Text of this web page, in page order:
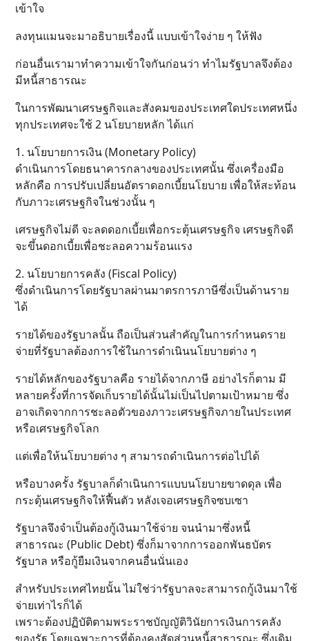
เข้าใจ
ลงทุนแมนจะมาอธิบายเรื่องนี้ แบบเข้าใจง่าย ๆ ให้ฟัง
ก่อนอื่นเรามาทำความเข้าใจกันก่อนว่า ทำไมรัฐบาลจึงต้อง
มีหนี้สาธารณะ
ในการพัฒนาเศรษฐกิจและสังคมของประเทศใดประเทศหนึ่ง
ทุกประเทศจะใช้ 2 นโยบายหลัก ได้แก่
1. นโยบายการเงิน (Monetary Policy)
ดำเนินการโดยธนาคารกลางของประเทศนั้น ซึ่งเครื่องมือ
หลักคือ การปรับเปลี่ยนอัตราดอกเบี้ยนโยบาย เพื่อให้สะท้อน
กับภาวะเศรษฐกิจในช่วงนั้น ๆ
เศรษฐกิจไม่ดี จะลดดอกเบี้ยเพื่อกระตุ้นเศรษฐกิจ เศรษฐกิจดี
จะขึ้นดอกเบี้ยเพื่อชะลอความร้อนแรง
2. นโยบายการคลัง (Fiscal Policy)
ซึ่งดำเนินการโดยรัฐบาลผ่านมาตรการภาษีซึ่งเป็นด้านราย
ได้
รายได้ของรัฐบาลนั้น ถือเป็นส่วนสำคัญในการกำหนดราย
จ่ายที่รัฐบาลต้องการใช้ในการดำเนินนโยบายต่าง ๆ
รายได้หลักของรัฐบาลคือ รายได้จากภาษี อย่างไรก็ตาม มี
หลายครั้งที่การจัดเก็บรายได้นั้นไม่เป็นไปตามเป้าหมาย ซึ่ง
อาจเกิดจากการชะลอตัวของภาวะเศรษฐกิจภายในประเทศ
หรือเศรษฐกิจโลก
แต่เพื่อให้นโยบายต่าง ๆ สามารถดำเนินการต่อไปได้
หรือบางครั้ง รัฐบาลก็ดำเนินการแบบนโยบายขาดดุล เพื่อ
กระตุ้นเศรษฐกิจให้ฟื้นตัว หลังเจอเศรษฐกิจซบเซา
รัฐบาลจึงจําเป็นต้องกู้เงินมาใช้จ่าย จนนำมาซึ่งหนี้
สาธารณะ (Public Debt) ซึ่งก็มาจากการออกพันธบัตร
รัฐบาล หรือกู้ยืมเงินจากคนอื่นนั่นเอง
สำหรับประเทศไทยนั้น ไม่ใช่ว่ารัฐบาลจะสามารถกู้เงินมาใช้
จ่ายเท่าไรก็ได้
เพราะต้องปฏิบัติตามพระราชบัญญัติวินัยการเงินการคลัง